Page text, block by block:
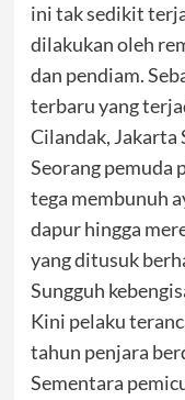
ini tak sedikit
dilakukan oleh
dan pendiam.
terbaru yang
Cilandak, Jakarta
Seorang pemuda
tega membunuh
dapur hingga
yang ditusuk
Sungguh
Kini pelaku
tahun penjara
Sementara